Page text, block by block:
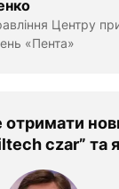
Центру
«Пента»
czar” та